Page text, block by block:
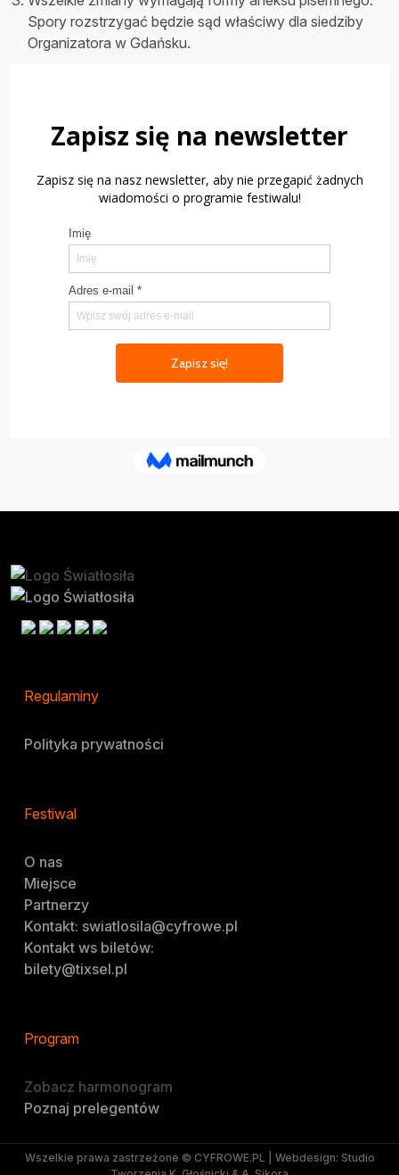
Spory rozstrzygać będzie sąd właściwy dla siedziby
Organizatora w Gdańsku.
Regulaminy
Polityka prywatności
Festiwal
O nas
Miejsce
Partnerzy
Kontakt: swiatlosila@cyfrowe.pl
Kontakt ws biletów:
bilety@tixsel.pl
Program
Zobacz harmonogram
Poznaj prelegentów
Wszelkie prawa zastrzeżone © CYFROWE.PL | Webdesign: Studio